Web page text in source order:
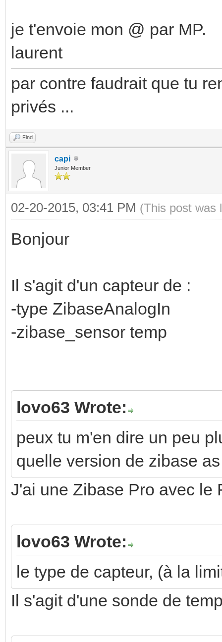
je t'envoie mon @ par MP.
laurent
par contre faudrait que tu
privés ...
Find
capi
Junior Member
02-20-2015, 03:41 PM (This post was
Bonjour
Il s'agit d'un capteur de :
-type ZibaseAnalogIn
-zibase_sensor temp
lovo63 Wrote:
peux tu m'en dire un peu
quelle version de zibase
J'ai une Zibase Pro avec le
lovo63 Wrote:
le type de capteur, (à la
Il s'agit d'une sonde de